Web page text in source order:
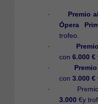
· Premio
Ópera
trofeo.
·
con 6.000 €
·
con 3.000 €
· Premio
3.000 €y